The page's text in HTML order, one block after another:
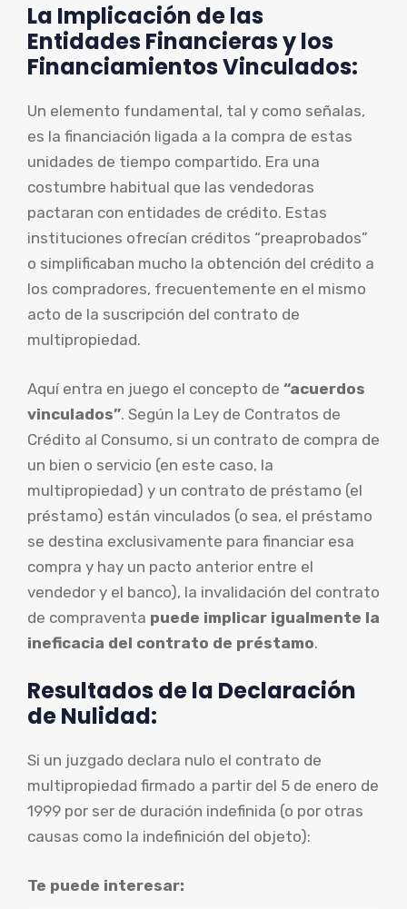
La Implicación de las
Entidades Financieras y los
Financiamientos Vinculados:
Un elemento fundamental, tal y como señalas,
es la financiación ligada a la compra de estas
unidades de tiempo compartido. Era una
costumbre habitual que las vendedoras
pactaran con entidades de crédito. Estas
instituciones ofrecían créditos “preaprobados”
o simplificaban mucho la obtención del crédito a
los compradores, frecuentemente en el mismo
acto de la suscripción del contrato de
multipropiedad.
Aquí entra en juego el concepto de “acuerdos
vinculados”. Según la Ley de Contratos de
Crédito al Consumo, si un contrato de compra de
un bien o servicio (en este caso, la
multipropiedad) y un contrato de préstamo (el
préstamo) están vinculados (o sea, el préstamo
se destina exclusivamente para financiar esa
compra y hay un pacto anterior entre el
vendedor y el banco), la invalidación del contrato
de compraventa puede implicar igualmente la
ineficacia del contrato de préstamo.
Resultados de la Declaración
de Nulidad:
Si un juzgado declara nulo el contrato de
multipropiedad firmado a partir del 5 de enero de
1999 por ser de duración indefinida (o por otras
causas como la indefinición del objeto):
Te puede interesar: